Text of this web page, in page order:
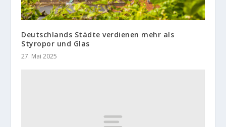
Deutschlands Städte verdienen mehr als
Styropor und Glas
27. Mai 2025